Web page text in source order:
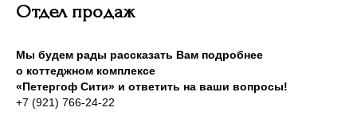
Отдел продаж
Мы будем рады рассказать Вам подробнее
о коттеджном комплексе
«Петергоф Сити» и ответить на ваши вопросы!
+7 (921) 766-24-22